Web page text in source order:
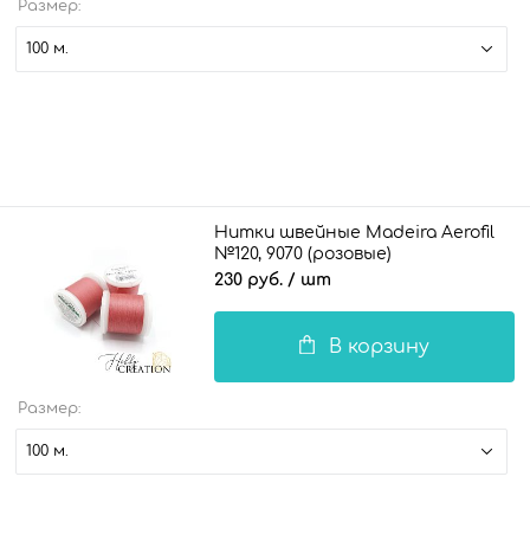
Размер:
100 м.
Нитки швейные Madeira Aerofil
№120, 9070 (розовые)
230 руб. / шт
В корзину
Размер:
100 м.